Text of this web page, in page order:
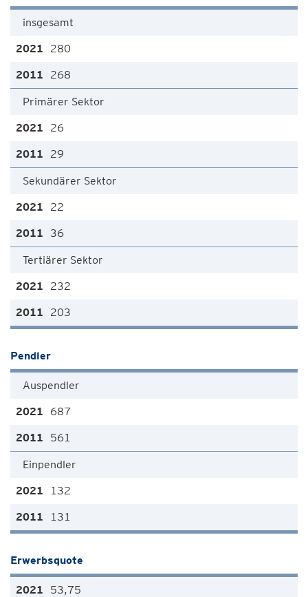
insgesamt
280
268
Primärer Sektor
26
29
Sekundärer Sektor
22
36
Tertiärer Sektor
232
203
Pendler
Auspendler
687
561
Einpendler
132
131
Erwerbsquote
53,75